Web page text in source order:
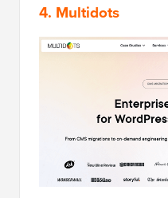
4. Multidots